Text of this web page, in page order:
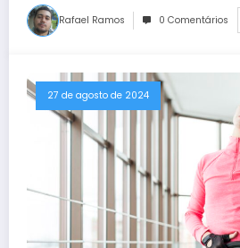
Rafael Ramos 0 Comentários
27 de agosto de 2024